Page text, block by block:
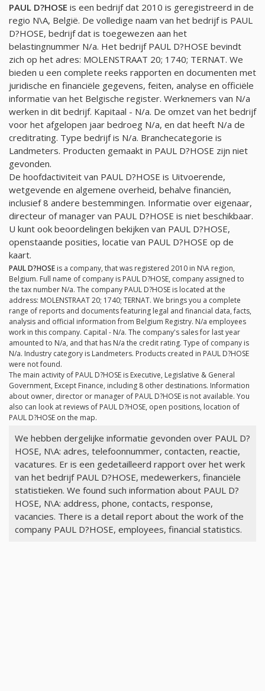
PAUL D?HOSE is een bedrijf dat 2010 is geregistreerd in de
regio N\A, België. De volledige naam van het bedrijf is PAUL
D?HOSE, bedrijf dat is toegewezen aan het
belastingnummer N/a. Het bedrijf PAUL D?HOSE bevindt
zich op het adres: MOLENSTRAAT 20; 1740; TERNAT. We
bieden u een complete reeks rapporten en documenten met
juridische en financiële gegevens, feiten, analyse en officiële
informatie van het Belgische register. Werknemers van N/a
werken in dit bedrijf. Kapitaal - N/a. De omzet van het bedrijf
voor het afgelopen jaar bedroeg N/a, en dat heeft N/a de
creditrating. Type bedrijf is N/a. Branchecategorie is
Landmeters. Producten gemaakt in PAUL D?HOSE zijn niet
gevonden.
De hoofdactiviteit van PAUL D?HOSE is Uitvoerende,
wetgevende en algemene overheid, behalve financiën,
inclusief 8 andere bestemmingen. Informatie over eigenaar,
directeur of manager van PAUL D?HOSE is niet beschikbaar.
U kunt ook beoordelingen bekijken van PAUL D?HOSE,
openstaande posities, locatie van PAUL D?HOSE op de
kaart.
PAUL D?HOSE is a company, that was registered 2010 in N\A region,
Belgium. Full name of company is PAUL D?HOSE, company assigned to
the tax number N/a. The company PAUL D?HOSE is located at the
address: MOLENSTRAAT 20; 1740; TERNAT. We brings you a complete
range of reports and documents featuring legal and financial data, facts,
analysis and official information from Belgium Registry. N/a employees
work in this company. Capital - N/a. The company's sales for last year
amounted to N/a, and that has N/a the credit rating. Type of company is
N/a. Industry category is Landmeters. Products created in PAUL D?HOSE
were not found.
The main activity of PAUL D?HOSE is Executive, Legislative & General
Government, Except Finance, including 8 other destinations. Information
about owner, director or manager of PAUL D?HOSE is not available. You
also can look at reviews of PAUL D?HOSE, open positions, location of
PAUL D?HOSE on the map.
We hebben dergelijke informatie gevonden over PAUL D?
HOSE, N\A: adres, telefoonnummer, contacten, reactie,
vacatures. Er is een gedetailleerd rapport over het werk
van het bedrijf PAUL D?HOSE, medewerkers, financiële
statistieken. We found such information about PAUL D?
HOSE, N\A: address, phone, contacts, response,
vacancies. There is a detail report about the work of the
company PAUL D?HOSE, employees, financial statistics.